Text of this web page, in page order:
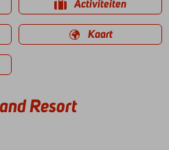
Activiteiten
Kaart
Resort